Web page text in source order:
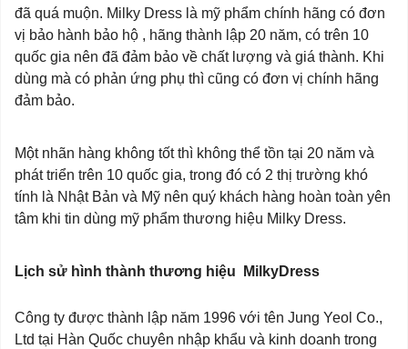
đã quá muộn. Milky Dress là mỹ phẩm chính hãng có đơn
vị bảo hành bảo hộ , hãng thành lập 20 năm, có trên 10
quốc gia nên đã đảm bảo về chất lượng và giá thành. Khi
dùng mà có phản ứng phụ thì cũng có đơn vị chính hãng
đảm bảo.
Một nhãn hàng không tốt thì không thể tồn tại 20 năm và
phát triển trên 10 quốc gia, trong đó có 2 thị trường khó
tính là Nhật Bản và Mỹ nên quý khách hàng hoàn toàn yên
tâm khi tin dùng mỹ phẩm thương hiệu Milky Dress.
Lịch sử hình thành thương hiệu MilkyDress
Công ty được thành lập năm 1996 với tên Jung Yeol Co.,
Ltd tại Hàn Quốc chuyên nhập khẩu và kinh doanh trong